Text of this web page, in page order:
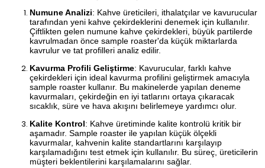
Numune Analizi: Kahve üreticileri, ithalatçılar ve kavurucular
tarafından yeni kahve çekirdeklerini denemek için kullanılır.
Çiftlikten gelen numune kahve çekirdekleri, büyük partilerde
kavrulmadan önce sample roaster'da küçük miktarlarda
kavrulur ve tat profilleri analiz edilir.
Kavurma Profili Geliştirme: Kavurucular, farklı kahve
çekirdekleri için ideal kavurma profilini geliştirmek amacıyla
sample roaster kullanır. Bu makinelerde yapılan deneme
kavurmaları, çekirdeğin en iyi tatlarını ortaya çıkaracak
sıcaklık, süre ve hava akışını belirlemeye yardımcı olur.
Kalite Kontrol: Kahve üretiminde kalite kontrolü kritik bir
aşamadır. Sample roaster ile yapılan küçük ölçekli
kavurmalar, kahvenin kalite standartlarını karşılayıp
karşılamadığını test etmek için kullanılır. Bu süreç, üreticilerin
müşteri beklentilerini karşılamalarını sağlar.